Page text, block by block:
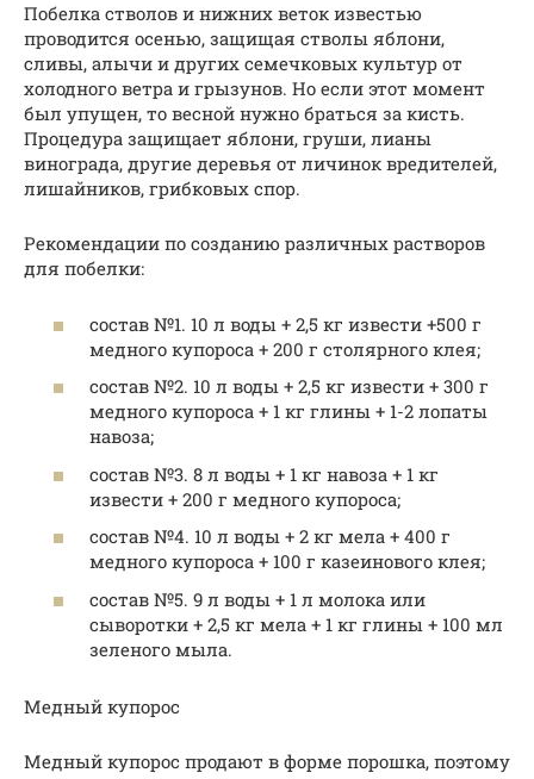
Побелка стволов и нижних веток известью
проводится осенью, защищая стволы яблони,
сливы, алычи и других семечковых культур от
холодного ветра и грызунов. Но если этот момент
был упущен, то весной нужно браться за кисть.
Процедура защищает яблони, груши, лианы
винограда, другие деревья от личинок вредителей,
лишайников, грибковых спор.
Рекомендации по созданию различных растворов
для побелки:
состав №1. 10 л воды + 2,5 кг извести +500 г
медного купороса + 200 г столярного клея;
состав №2. 10 л воды + 2,5 кг извести + 300 г
медного купороса + 1 кг глины + 1-2 лопаты
навоза;
состав №3. 8 л воды + 1 кг навоза + 1 кг
извести + 200 г медного купороса;
состав №4. 10 л воды + 2 кг мела + 400 г
медного купороса + 100 г казеинового клея;
состав №5. 9 л воды + 1 л молока или
сыворотки + 2,5 кг мела + 1 кг глины + 100 мл
зеленого мыла.
Медный купорос
Медный купорос продают в форме порошка, поэтому